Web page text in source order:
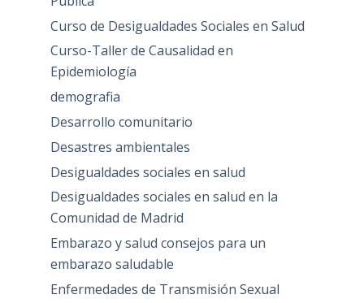
Curso de Desigualdades Sociales en Salud
Curso-Taller de Causalidad en
Epidemiología
demografia
Desarrollo comunitario
Desastres ambientales
Desigualdades sociales en salud
Desigualdades sociales en salud en la
Comunidad de Madrid
Embarazo y salud consejos para un
embarazo saludable
Enfermedades de Transmisión Sexual